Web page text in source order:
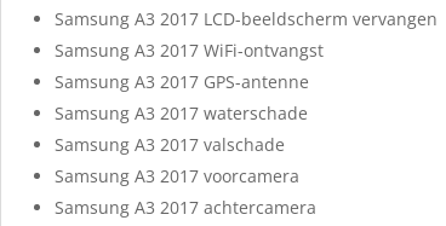
Samsung A3 2017 LCD-beeldscherm vervangen
Samsung A3 2017 WiFi-ontvangst
Samsung A3 2017 GPS-antenne
Samsung A3 2017 waterschade
Samsung A3 2017 valschade
Samsung A3 2017 voorcamera
Samsung A3 2017 achtercamera